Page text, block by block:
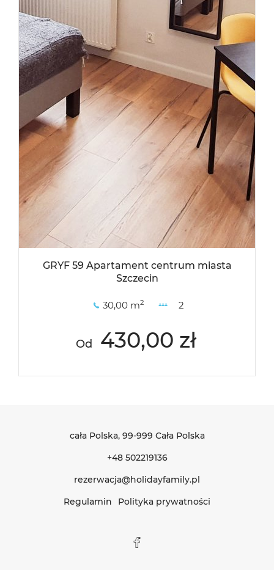
GRYF 59 Apartament centrum miasta
Szczecin
30,00 m2 2
Od 430,00 zł
cała Polska, 99-999 Cała Polska
+48 502219136
rezerwacja@holidayfamily.pl
Regulamin
Polityka prywatności